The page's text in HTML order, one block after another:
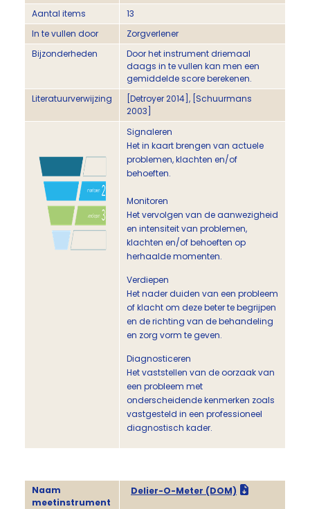
Aantal items
13
In te vullen door
Zorgverlener
Bijzonderheden
Door het instrument driemaal
daags in te vullen kan men een
gemiddelde score berekenen.
Literatuurverwijzing
[Detroyer 2014], [Schuurmans
2003]
Signaleren
Het in kaart brengen van actuele
problemen, klachten en/of
behoeften.
Monitoren
Het vervolgen van de aanwezigheid
en intensiteit van problemen,
klachten en/of behoeften op
herhaalde momenten.
Verdiepen
Het nader duiden van een probleem
of klacht om deze beter te begrijpen
en de richting van de behandeling
en zorg vorm te geven.
Diagnosticeren
Het vaststellen van de oorzaak van
een probleem met
onderscheidende kenmerken zoals
vastgesteld in een professioneel
diagnostisch kader.
Naam
meetinstrument
Delier-O-Meter (DOM)